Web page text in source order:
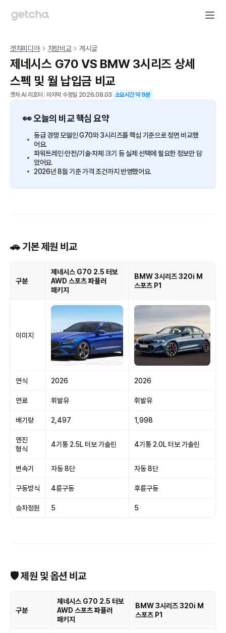
겟차피디아 차량비교 게시글
제네시스 G70 VS BMW 3시리즈 상세
스펙 및 월 납입금 비교
겟차 AI 리포터 마지막 수정일 2026.08.03 소요시간 약9분
👀 오늘의 비교 핵심 요약
동급 경쟁 모델인 G70와 3시리즈를 핵심 기준으로 정면 비교했
어요.
파워트레인·안전/기술·차체 크기 등 실제 선택에 필요한 정보만 담
았어요.
2026년 8월 기준 가격 조건까지 반영했어요.
🚗 기본 제원 비교
구분
제네시스 G70 2.5 터보
AWD 스포츠 파퓰러
패키지
BMW 3시리즈 320i M
스포츠 P1
이미지
연식 2026 2026
연료 휘발유 휘발유
배기량 2,497 1,998
엔진
형식
4기통 2.5L 터보 가솔린 4기통 2.0L 터보 가솔린
변속기 자동 8단 자동 8단
구동방식 4륜구동 후륜구동
승차정원 5 5
🛡 제원 및 옵션 비교
구분
제네시스 G70 2.5 터보
AWD 스포츠 파퓰러
패키지
BMW 3시리즈 320i M
스포츠 P1